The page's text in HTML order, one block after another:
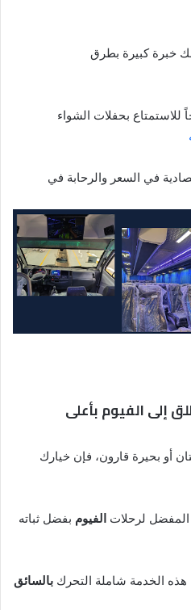
خبرة كبيرة بطرق
للاستمتاع بحفلات الشواء
في السعر والرحابة في
إلى الفيوم بأعلى
أو بحيرة قارون، فإن خيارك
الفيوم بفضل ثباته
الخدمة شاملة التحرك بالسائق